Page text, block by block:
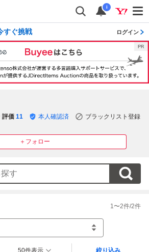
i
すぐ挑戦 ログイン
＋フォロー
評価 11 本人確認済 ブラックリスト登録
1 〜2件/2件
50件表示 絞り込み